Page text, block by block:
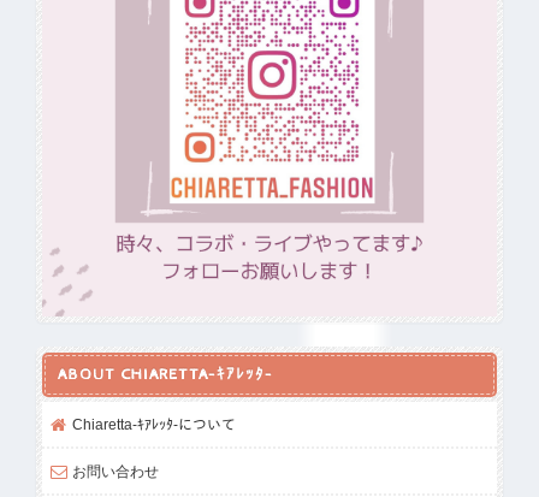
ABOUT CHIARETTA-ｷｱﾚｯﾀ-
Chiaretta-ｷｱﾚｯﾀ-について
お問い合わせ